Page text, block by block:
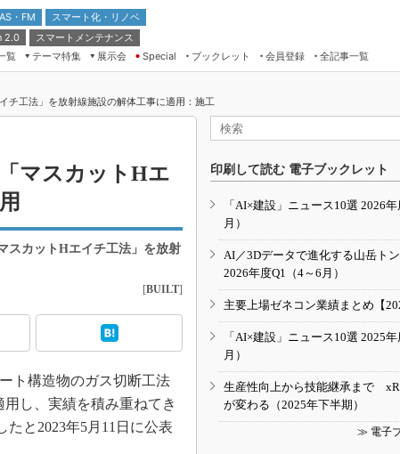
・FM
スマート化・リノベ
2.0
スマートメンテナンス
覧
テーマ特集
ー
展示会
量展
端技術展－
リエンスOSAKA
Special ブックレット 会員登録 全記事一覧
チ工法」を放射線施設の解体工事に適用：施工
マスカットHエ
スカットHエイチ工法」を放射
[BUILT]
ト構造物のガス切断工法
し、実績を積み重ねてき
と2023年5月11日に公表
印刷して読む 電子ブックレット
「AI×建設」ニュース10選 2026
月）
AI／3Dデータで進化する山岳ト
2026年度Q1（4～6月）
主要上場ゼネコン業績まとめ【
「AI×建設」ニュース10選 2025
月）
生産性向上から技能継承まで
が変わる（2025年下半期）
≫ 電子